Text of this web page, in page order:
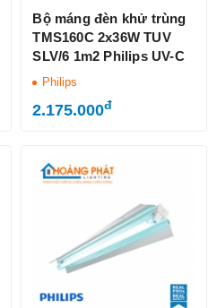
Bộ máng đèn khử trùng
TMS160C 2x36W TUV
SLV/6 1m2 Philips UV-C
Philips
2.175.000đ